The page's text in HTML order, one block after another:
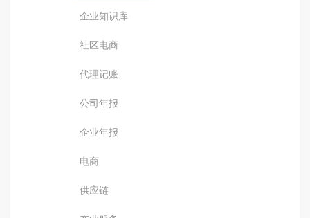
企业知识库
社区电商
代理记账
公司年报
企业年报
电商
供应链